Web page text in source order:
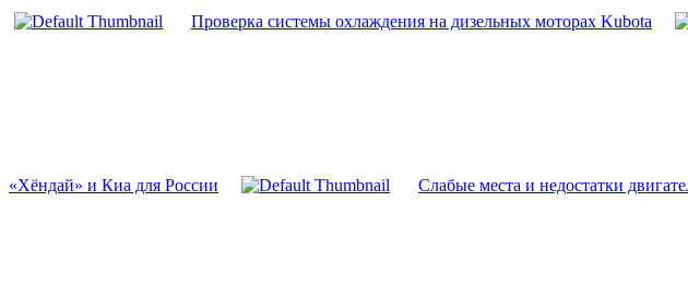
Проверка системы охлаждения на дизельных моторах Kubota
«Хёндай» и Киа для России Слабые места и недостатки